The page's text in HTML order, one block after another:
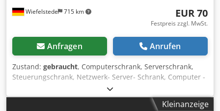
Wiefelstede 715 km EUR 70
Festpreis zzgl. MwSt.
Anfragen Anrufen
Zustand: gebraucht, Computerschrank, Serverschrank,
Steuerungschrank, Netzwerk- Server- Schrank, Computer -
Gehäuse -Hersteller: Bizerba -Typ -Material: Stahl Credpfjb
Tl Dtjx Aglof -Abmessungen: 260/570/H560 mm -Gewicht:
Kleinanzeige